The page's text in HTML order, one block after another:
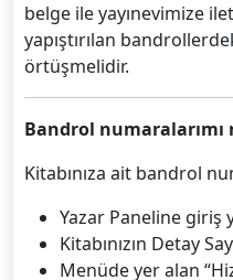
belge ile yayınevimize
yapıştırılan
örtüşmelidir.
Bandrol
Kitabınıza ait bandrol
Yazar Paneline giriş
Kitabınızın Detay
Menüde yer alan